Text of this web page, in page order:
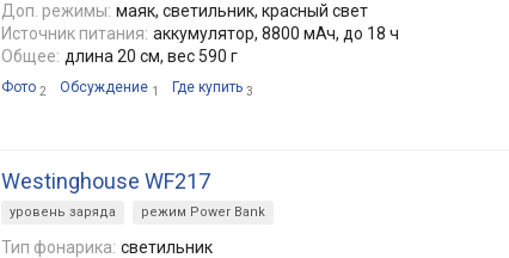
Доп. режимы: маяк, светильник, красный свет
Источник питания: аккумулятор, 8800 мАч, до 18 ч
Общее: длина 20 см, вес 590 г
Фото 2 Обсуждение 1 Где купить 3
Westinghouse WF217
уровень заряда режим Power Bank
Тип фонарика: светильник